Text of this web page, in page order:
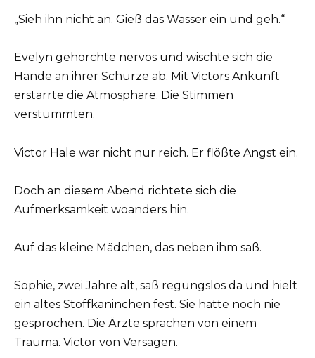
„Sieh ihn nicht an. Gieß das Wasser ein und geh.“
Evelyn gehorchte nervös und wischte sich die
Hände an ihrer Schürze ab. Mit Victors Ankunft
erstarrte die Atmosphäre. Die Stimmen
verstummten.
Victor Hale war nicht nur reich. Er flößte Angst ein.
Doch an diesem Abend richtete sich die
Aufmerksamkeit woanders hin.
Auf das kleine Mädchen, das neben ihm saß.
Sophie, zwei Jahre alt, saß regungslos da und hielt
ein altes Stoffkaninchen fest. Sie hatte noch nie
gesprochen. Die Ärzte sprachen von einem
Trauma. Victor von Versagen.